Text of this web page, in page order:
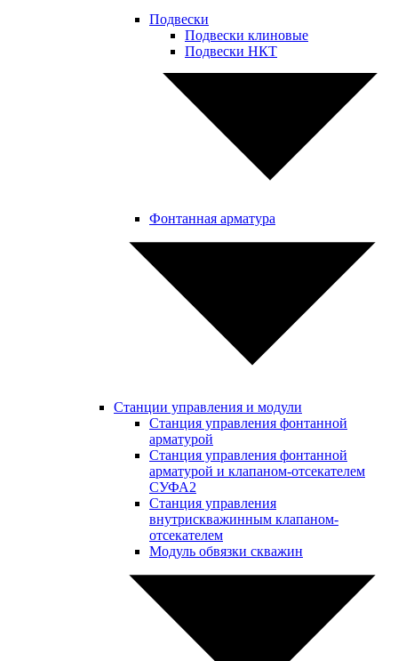
Подвески
Подвески клиновые
Подвески НКТ
Фонтанная арматура
Станции управления и модули
Станция управления фонтанной
арматурой
Станция управления фонтанной
арматурой и клапаном-отсекателем
СУФА2
Станция управления
внутрискважинным клапаном-
отсекателем
Модуль обвязки скважин